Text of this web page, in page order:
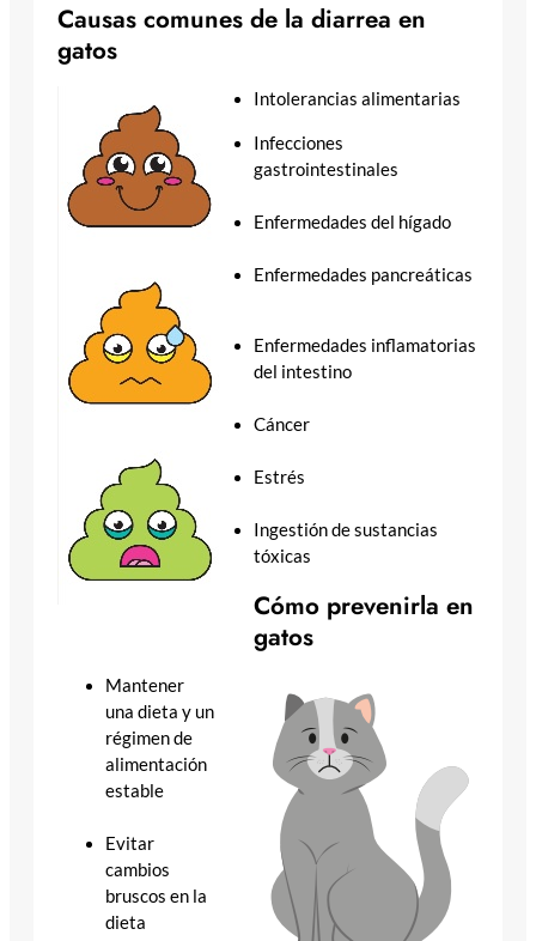
Causas comunes de la diarrea en
gatos
Intolerancias alimentarias
Infecciones
gastrointestinales
Enfermedades del hígado
Enfermedades pancreáticas
Enfermedades inflamatorias
del intestino
Cáncer
Estrés
Ingestión de sustancias
tóxicas
Cómo prevenirla en
gatos
Mantener
una dieta y un
régimen de
alimentación
estable
Evitar
cambios
bruscos en la
dieta